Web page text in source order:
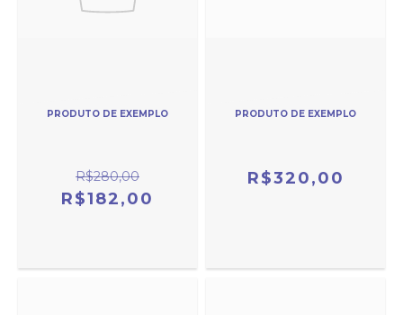
PRODUTO DE EXEMPLO
R$280,00
R$182,00
PRODUTO DE EXEMPLO
R$320,00